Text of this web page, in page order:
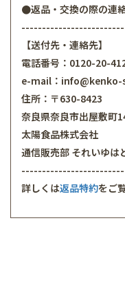
●返品・交換の際の連
【送付先・連絡先】
電話番号：0120-20-
e-mail：
住所：〒630-8423
奈良県奈良市出屋敷町
太陽食品株式会社
通信販売部 それいゆは
詳しくは返品特約をご